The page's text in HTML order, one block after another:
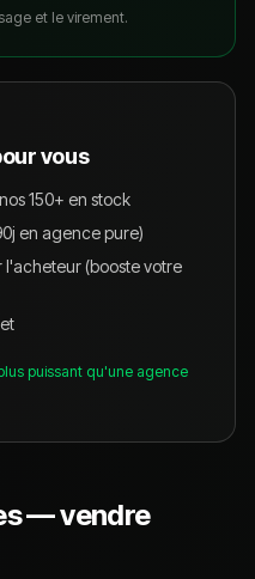
et le virement.
vous
150+ en stock
en agence pure)
l'acheteur (booste votre
puissant qu'une agence
— vendre